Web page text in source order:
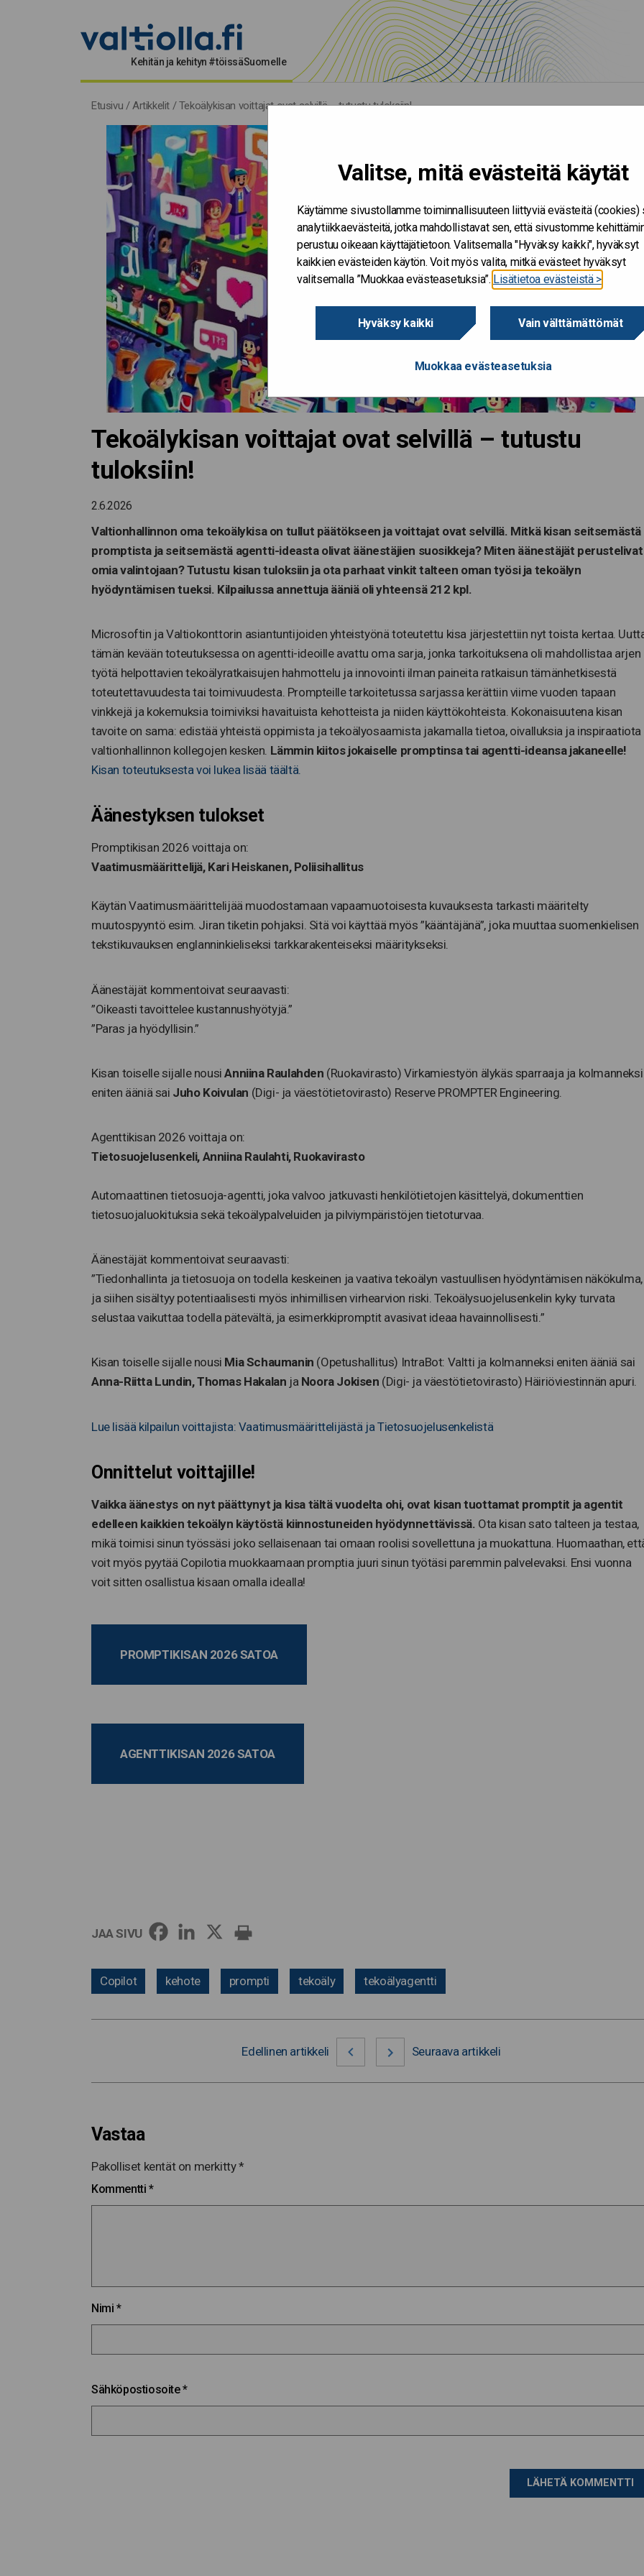
Valitse, mitä evästeitä käytät
Käytämme sivustollamme toiminnallisuuteen liittyviä evästeitä (cookies)
analytiikkaevästeitä, jotka mahdollistavat sen, että sivustomme
perustuu oikeaan käyttäjätietoon. Valitsemalla "Hyväksy kaikki", hyväksyt
kaikkien evästeiden käytön. Voit myös valita, mitkä evästeet hyväksyt
valitsemalla ”Muokkaa evästeasetuksia”. Lisätietoa evästeistä >
Hyväksy kaikki Vain välttämättömät
Muokkaa evästeasetuksia
Kehitän ja kehityn #töissäSuomelle
Etusivu /Artikkelit /Tekoälykisan voittajat ovat selvillä – tutustu tuloksiin!
Tekoälykisan voittajat ovat selvillä – tutustu
tuloksiin!
2.6.2026
Valtionhallinnon oma tekoälykisa on tullut päätökseen ja voittajat ovat selvillä. Mitkä kisan seitsemästä
promptista ja seitsemästä agentti-ideasta olivat äänestäjien suosikkeja? Miten äänestäjät perustelivat
omia valintojaan? Tutustu kisan tuloksiin ja ota parhaat vinkit talteen oman työsi ja tekoälyn
hyödyntämisen tueksi. Kilpailussa annettuja ääniä oli yhteensä 212 kpl.
Microsoftin ja Valtiokonttorin asiantuntijoiden yhteistyönä toteutettu kisa järjestettiin nyt toista kertaa.
tämän kevään toteutuksessa on agentti-ideoille avattu oma sarja, jonka tarkoituksena oli mahdollistaa arjen
työtä helpottavien tekoälyratkaisujen hahmottelu ja innovointi ilman paineita ratkaisun tämänhetkisestä
toteutettavuudesta tai toimivuudesta. Prompteille tarkoitetussa sarjassa kerättiin viime vuoden tapaan
vinkkejä ja kokemuksia toimiviksi havaituista kehotteista ja niiden käyttökohteista. Kokonaisuutena kisan
tavoite on sama: edistää yhteistä oppimista ja tekoälyosaamista jakamalla tietoa, oivalluksia ja inspiraatiota
valtionhallinnon kollegojen kesken. Lämmin kiitos jokaiselle promptinsa tai agentti-ideansa jakaneelle!
Kisan toteutuksesta voi lukea lisää täältä.
Äänestyksen tulokset
Promptikisan 2026 voittaja on:
Vaatimusmäärittelijä, Kari Heiskanen, Poliisihallitus
Käytän Vaatimusmäärittelijää muodostamaan vapaamuotoisesta kuvauksesta tarkasti määritelty
muutospyyntö esim. Jiran tiketin pohjaksi. Sitä voi käyttää myös ”kääntäjänä”, joka muuttaa suomenkielisen
tekstikuvauksen englanninkieliseksi tarkkarakenteiseksi määritykseksi.
Äänestäjät kommentoivat seuraavasti:
”Oikeasti tavoittelee kustannushyötyjä.”
”Paras ja hyödyllisin.”
Kisan toiselle sijalle nousi Anniina Raulahden (Ruokavirasto) Virkamiestyön älykäs sparraaja ja kolmanneksi
eniten ääniä sai Juho Koivulan (Digi- ja väestötietovirasto) Reserve PROMPTER Engineering.
Agenttikisan 2026 voittaja on:
Tietosuojelusenkeli, Anniina Raulahti, Ruokavirasto
Automaattinen tietosuoja-agentti, joka valvoo jatkuvasti henkilötietojen käsittelyä, dokumenttien
tietosuojaluokituksia sekä tekoälypalveluiden ja pilviympäristöjen tietoturvaa.
Äänestäjät kommentoivat seuraavasti:
”Tiedonhallinta ja tietosuoja on todella keskeinen ja vaativa tekoälyn vastuullisen hyödyntämisen näkökulma,
ja siihen sisältyy potentiaalisesti myös inhimillisen virhearvion riski. Tekoälysuojelusenkelin kyky turvata
selustaa vaikuttaa todella pätevältä, ja esimerkkipromptit avasivat ideaa havainnollisesti.”
Kisan toiselle sijalle nousi Mia Schaumanin (Opetushallitus) IntraBot: Valtti ja kolmanneksi eniten ääniä sai
Anna-Riitta Lundin, Thomas Hakalan jaNoora Jokisen (Digi- ja väestötietovirasto) Häiriöviestinnän apuri.
Lue lisää kilpailun voittajista: Vaatimusmäärittelijästä ja Tietosuojelusenkelistä
Onnittelut voittajille!
Vaikka äänestys on nyt päättynyt ja kisa tältä vuodelta ohi, ovat kisan tuottamat promptit ja agentit
edelleen kaikkien tekoälyn käytöstä kiinnostuneiden hyödynnettävissä. Ota kisan sato talteen ja testaa,
mikä toimisi sinun työssäsi joko sellaisenaan tai omaan roolisi sovellettuna ja muokattuna. Huomaathan,
voit myös pyytää Copilotia muokkaamaan promptia juuri sinun työtäsi paremmin palvelevaksi. Ensi vuonna
voit sitten osallistua kisaan omalla idealla!
PROMPTIKISAN 2026 SATOA
AGENTTIKISAN 2026 SATOA
JAA SIVU
Copilot kehote prompti tekoäly tekoälyagentti
Edellinen artikkeli Seuraava artikkeli
Vastaa
Pakolliset kentät on merkitty*
Kommentti *
Nimi *
Sähköpostiosoite*